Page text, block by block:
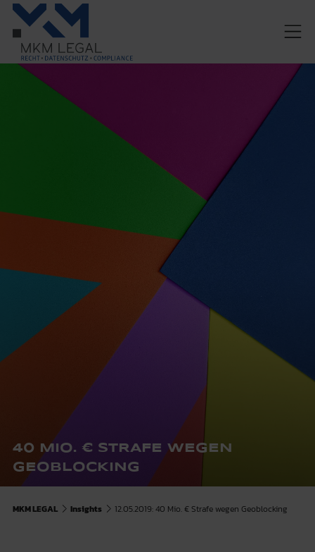
40 MIO. € STRAFE WEGEN
GEOBLOCKING
MKM LEGAL Insights 12.05.2019: 40 Mio. € Strafe wegen Geoblocking